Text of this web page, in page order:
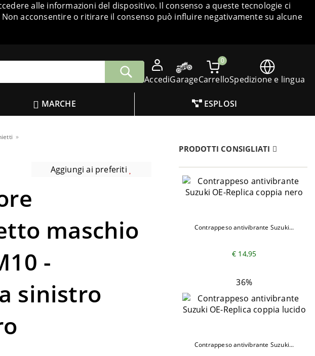
alle informazioni del dispositivo. Il consenso a queste tecnologie ci
acconsentire o ritirare il consenso può influire negativamente su alcune
AccediGarage
0
CarrelloSpedizione e lingua
MARCHE ESPLOSI
Aggiungi ai preferiti
maschio
-
sinistro
PRODOTTI CONSIGLIATI
Contrappeso antivibrante Suzuki...
€ 14,95
36%
Contrappeso antivibrante Suzuki...